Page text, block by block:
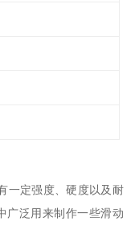
一定强度、硬度以及耐
广泛用来制作一些滑动